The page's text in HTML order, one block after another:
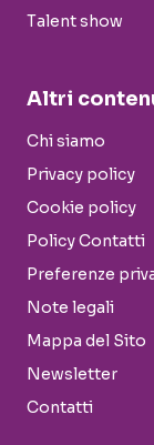
Talent show
Altri
Chi siamo
Privacy policy
Cookie policy
Policy Contatti
Preferenze
Note legali
Mappa del Sito
Newsletter
Contatti